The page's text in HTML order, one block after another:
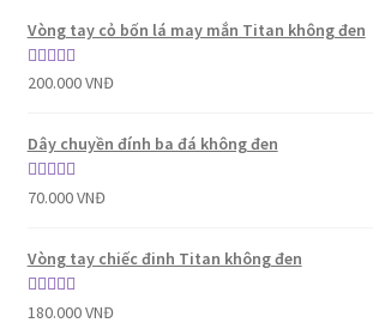
Vòng tay cỏ bốn lá may mắn Titan không đen
Được xếp
sao
200.000VNĐ
Dây chuyền đính ba đá không đen
Được xếp
sao
70.000VNĐ
Vòng tay chiếc đinh Titan không đen
Được xếp
180.000VNĐ